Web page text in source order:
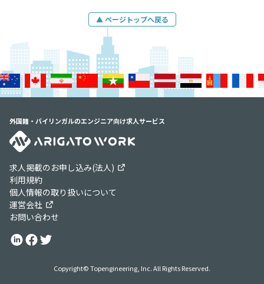
▲ ページトップへ戻る
外国籍・バイリンガルのエンジニア向け求人サービス
求人掲載のお申し込み(法人)
利用規約
個人情報の取り扱いについて
運営会社
お問い合わせ
Copyright© Topengineering, Inc. All Rights Reserved.